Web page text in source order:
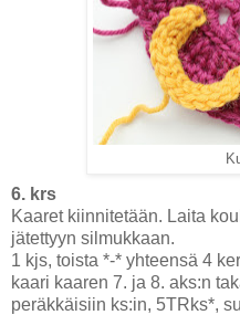
6. krs
Kaaret kiinnitetään. Laita
jätettyyn silmukkaan.
1 kjs, toista *-* yhteensä 4
kaari kaaren 7. ja 8. aks:n
peräkkäisiin ks:in, 5TRks*,